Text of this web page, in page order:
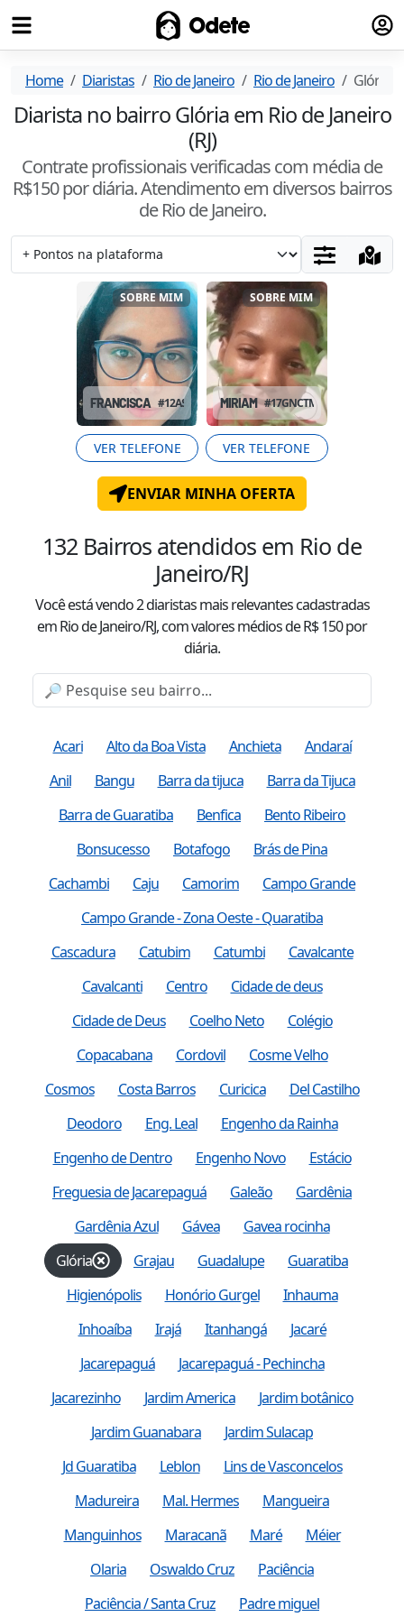
Odete
Home Diaristas Rio de Janeiro Rio de Janeiro Glória
Diarista no bairro Glória em Rio de Janeiro
(RJ)
Contrate profissionais verificadas com média de
R$150por diária. Atendimentoem diversos bairros
de Rio de Janeiro.
SOBRE MIM
FRANCISCA #12ASCT4P
VER TELEFONE
SOBRE MIM
MIRIAM #17GNCTM2
VER TELEFONE
ENVIAR MINHA OFERTA
132 Bairros atendidos em Rio de
Janeiro/RJ
Você está vendo2diaristas mais relevantes cadastradas
em Rio de Janeiro/RJ, com valoresmédiosde R$150por
diária.
Acari Alto da Boa Vista Anchieta
Andaraí
Anil
Bangu Barra da tijuca
Barra da Tijuca
Barra de Guaratiba
Benfica
Bento Ribeiro
Bonsucesso
Botafogo
Brás de Pina
Cachambi
Caju Camorim
Campo Grande
Campo Grande - Zona Oeste - Quaratiba
Cascadura
Catubim Catumbi
Cavalcante
Cavalcanti
Centro
Cidade de deus
Cidade de Deus
Coelho Neto
Colégio
Copacabana
Cordovil
Cosme Velho
Cosmos
Costa Barros Curicica
Del Castilho
Deodoro
Eng. Leal
Engenho da Rainha
Engenho de Dentro
Engenho Novo
Estácio
Freguesia de Jacarepaguá
Galeão
Gardênia
Gardênia Azul
Gávea
Gavea rocinha
Glória
Grajau Guadalupe
Guaratiba
Higienópolis
Honório Gurgel
Inhauma
Inhoaíba
Irajá Itanhangá
Jacaré
Jacarepaguá
Jacarepaguá - Pechincha
Jacarezinho
Jardim America
Jardim botânico
Jardim Guanabara
Jardim Sulacap
Jd Guaratiba
Leblon
Lins de Vasconcelos
Madureira
Mal. Hermes
Mangueira
Manguinhos
Maracanã Maré
Méier
Olaria
Oswaldo Cruz
Paciência
Paciência / Santa Cruz
Padre miguel